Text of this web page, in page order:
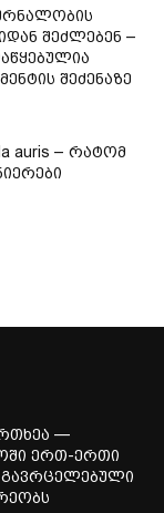
შეძლებენ –
შეძენაზე
auris – რატომ
—
ერთ-ერთი